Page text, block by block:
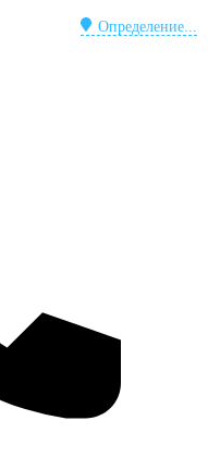
Определение...